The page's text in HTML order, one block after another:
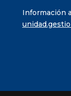
Información